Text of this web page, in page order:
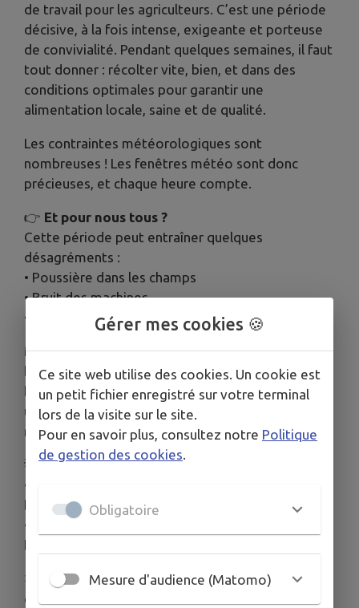
de travail pour les agriculteurs. C’est une période
décisive, à la fois intense, exigeante et porteuse
de convivialité. Pendant quelques semaines, il faut
tout donner : récolter vite, bien, et dans des
conditions optimales pour garantir une
alimentation locale, saine et de qualité.
Les contraintes météorologiques sont
nombreuses ! Les fenêtres météo sont donc
précieuses, et chaque heure compte.
👉 Et pour nous tous ?
Cette période peut entraîner quelques
désagréments :
• Poussière dans les champs
• Bruit des machines
• Circulation ralentie sur les routes
Mais n’oublions pas : ces récoltes deviendront nos
baguettes, biscuits, bières, huiles de cuisine ou
biocarburants pour toute l’année ! Alors, derrière
un tracteur, prenons le temps de patienter et
ralentir — pour la sécurité de tous.
💡Le saviez-vous ?
• Une remorque de blé tendre = 50 000
baguettes 🥖
• Une remorque d’orge = 320 000 verres de
bière 🍺
🤝 Faisons preuve de patience et de bienveillance
envers ceux qui nous nourrissent. C’est une courte
Gérer mes cookies 🍪
Ce site web utilise des cookies. Un cookie est
un petit fichier enregistré sur votre terminal
lors de la visite sur le site.
Pour en savoir plus, consultez notre Politique
de gestion des cookies.
Obligatoire
Mesure d'audience (Matomo)